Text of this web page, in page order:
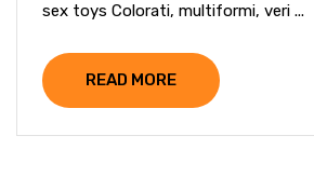
sex toys Colorati, multiformi, veri ...
READ MORE